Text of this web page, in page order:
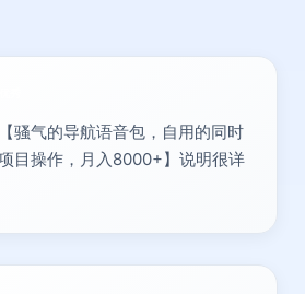
骚气的导航语音包，自用的同时
目操作，月入8000+】说明很详